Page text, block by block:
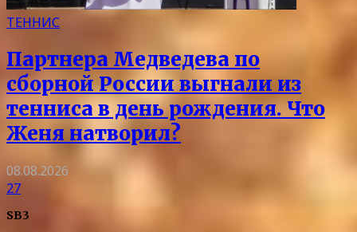
ТЕННИС
Партнера Медведева по
сборной России выгнали из
тенниса в день рождения. Что
Женя натворил?
08.08.2026
27
SB3